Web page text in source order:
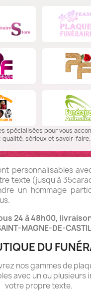
spécialisées pour vous
qualité, sérieux et savoir-faire.
personnalisables
texte (jusqu'à
un hommage
24 à 48h00, livraison
MAGNE-DE-
DU
nos gammes de
avec un ou plusieurs
votre propre texte.